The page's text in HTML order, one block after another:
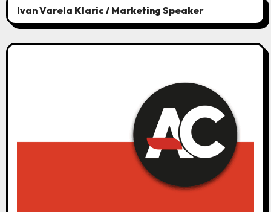
Ivan Varela Klaric / Marketing Speaker